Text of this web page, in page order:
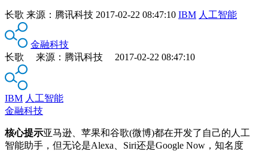
长歌 来源： 腾讯科技 2017-02-22 08:47:10 IBM 人工智能
金融科技
长歌 来源：腾讯科技 2017-02-22 08:47:10
IBM 人工智能
金融科技
核心提示亚马逊、苹果和谷歌(微博)都在开发了自己的人工
智能助手，但无论是Alexa、Siri还是Google Now，知名度